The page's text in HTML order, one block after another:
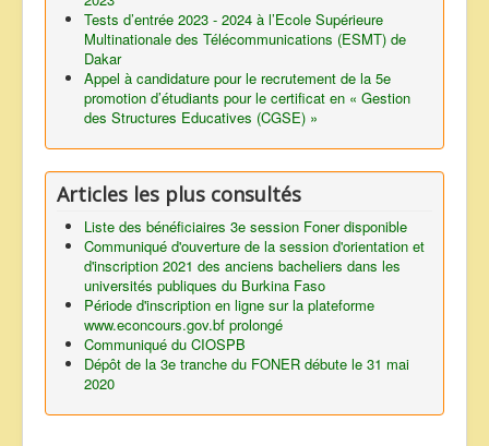
Tests d’entrée 2023 - 2024 à l’Ecole Supérieure
Multinationale des Télécommunications (ESMT) de
Dakar
Appel à candidature pour le recrutement de la 5e
promotion d’étudiants pour le certificat en « Gestion
des Structures Educatives (CGSE) »
Articles les plus consultés
Liste des bénéficiaires 3e session Foner disponible
Communiqué d'ouverture de la session d'orientation et
d'inscription 2021 des anciens bacheliers dans les
universités publiques du Burkina Faso
Période d'inscription en ligne sur la plateforme
www.econcours.gov.bf prolongé
Communiqué du CIOSPB
Dépôt de la 3e tranche du FONER débute le 31 mai
2020